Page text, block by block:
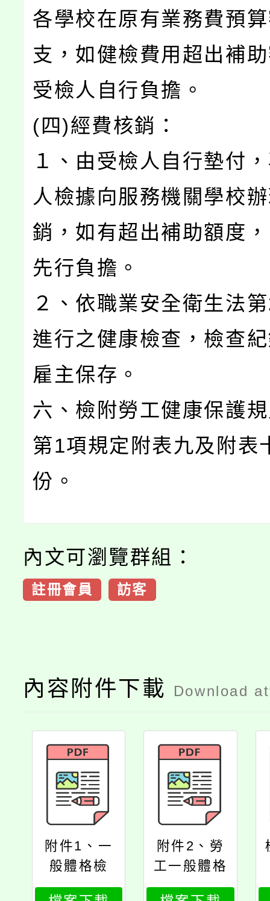
各學校在原有業務費預
支，如健檢費用超出補
受檢人自行負擔。
(四)經費核銷：
１、由受檢人自行墊付
人檢據向服務機關學校
銷，如有超出補助額度
先行負擔。
２、依職業安全衛生法
進行之健康檢查，檢查
雇主保存。
六、檢附勞工健康保護
第1項規定附表九及附表
份。
內文可瀏覽群組：
註冊會員 訪客
內容附件下載 Download
附件1、一
般體格檢
查、健康檢
附件2、勞
工一般體格
及健康檢查